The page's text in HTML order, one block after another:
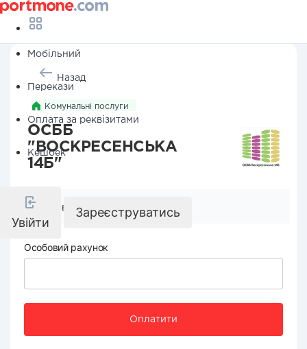
Мобільний
Перекази
Оплата за реквізитами
Кешбек
Увійти
Зареєструватись
Назад
Комунальні послуги
ОСББ
"ВОСКРЕСЕНСЬКА
14Б"
Реквізити компанії
Особовий рахунок
Оплатити